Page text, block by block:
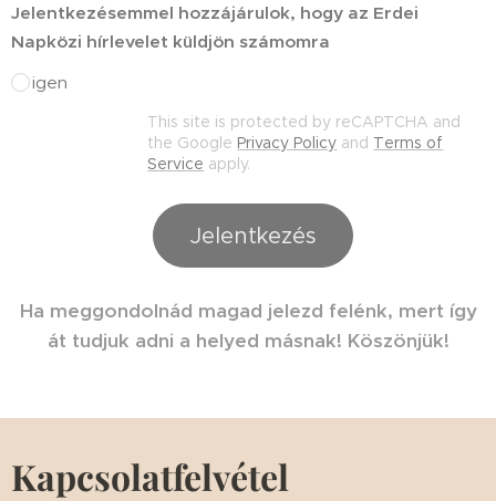
Jelentkezésemmel hozzájárulok, hogy az Erdei
Napközi hírlevelet küldjön számomra
igen
This site is protected by reCAPTCHA and
the Google Privacy Policy and Terms of
Service apply.
Jelentkezés
Ha meggondolnád magad jelezd felénk, mert így
át tudjuk adni a helyed másnak! Köszönjük!
Kapcsolatfelvétel